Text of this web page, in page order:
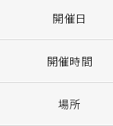
開催日
開催時間
場所